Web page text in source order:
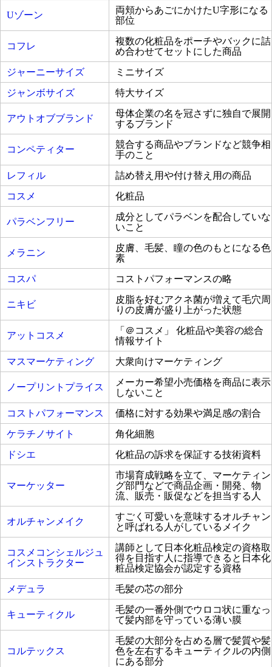
Uゾーン
両頬からあごにかけたU字形になる
部位
コフレ
複数の化粧品をポーチやバックに詰
め合わせてセットにした商品
ジャーニーサイズ
ミニサイズ
ジャンボサイズ
特大サイズ
アウトオブブランド
母体企業の名を冠さずに独自で展開
するブランド
コンペティター
競合する商品やブランドなど競争相
手のこと
レフィル
詰め替え用や付け替え用の商品
コスメ
化粧品
パラベンフリー
成分としてパラベンを配合していな
いこと
メラニン
皮膚、毛髪、瞳の色のもとになる色
素
コスパ
コストパフォーマンスの略
ニキビ
皮脂を好むアクネ菌が増えて毛穴周
りの皮膚が盛り上がった状態
アットコスメ
「＠コスメ」 化粧品や美容の総合
情報サイト
マスマーケティング
大衆向けマーケティング
ノープリントプライス
メーカー希望小売価格を商品に表示
しないこと
コストパフォーマンス
価格に対する効果や満足感の割合
ケラチノサイト
角化細胞
ドシエ
化粧品の訴求を保証する技術資料
マーケッター
市場育成戦略を立て、マーケティン
グ部門などで商品企画・開発、物
流、販売・販促などを担当する人
オルチャンメイク
すごく可愛いを意味するオルチャン
と呼ばれる人がしているメイク
コスメコンシェルジュ
インストラクター
講師として日本化粧品検定の資格取
得を目指す人に指導できると日本化
粧品検定協会が認定する資格
メデュラ
毛髪の芯の部分
キューティクル
毛髪の一番外側でウロコ状に重なっ
て髪内部を守っている薄い膜
コルテックス
毛髪の大部分を占める層で髪質や髪
色を左右するキューティクルの内側
にある部分